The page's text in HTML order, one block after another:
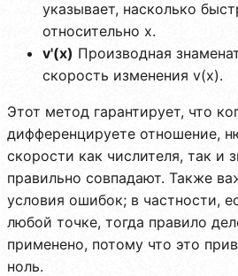
указывает, насколько
относительно x.
v'(x) Производная
скорость изменения v(x).
Этот метод гарантирует, что
дифференцируете отношение,
скорости как числителя, так и
правильно совпадают. Также
условия ошибок; в частности,
любой точке, тогда правило
применено, потому что это
ноль.